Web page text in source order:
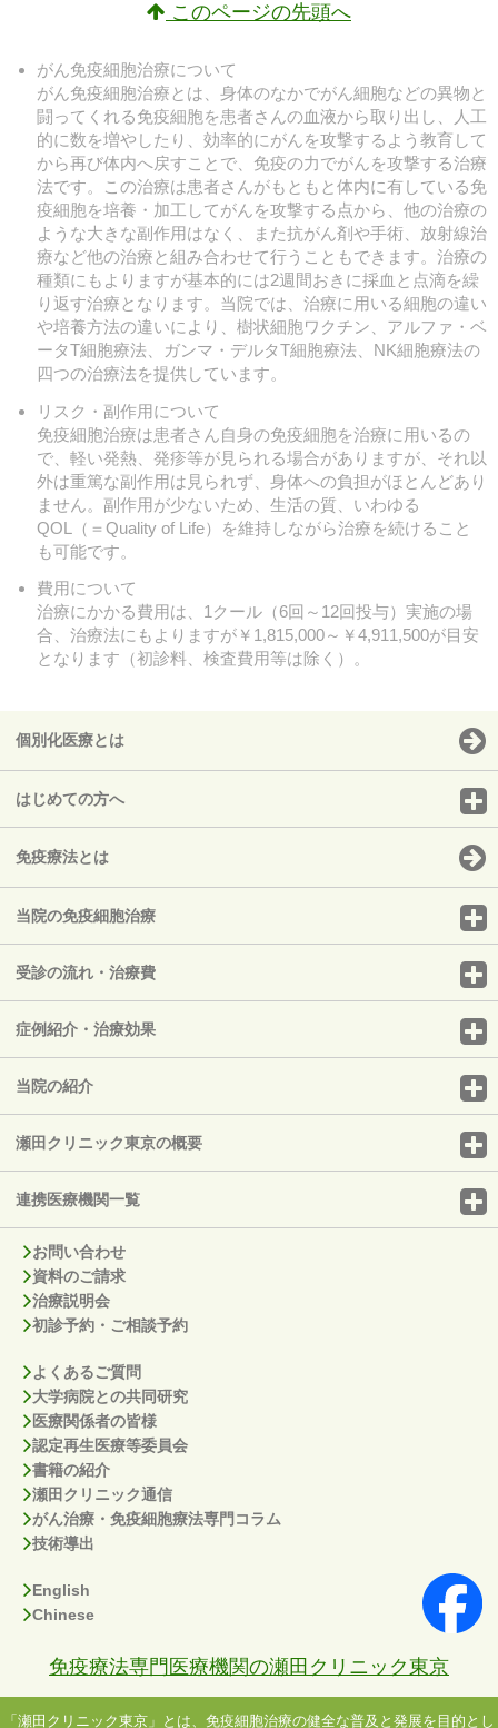
このページの先頭へ
がん免疫細胞治療について
がん免疫細胞治療とは、身体のなかでがん細胞などの異物と
闘ってくれる免疫細胞を患者さんの血液から取り出し、人工
的に数を増やしたり、効率的にがんを攻撃するよう教育して
から再び体内へ戻すことで、免疫の力でがんを攻撃する治療
法です。この治療は患者さんがもともと体内に有している免
疫細胞を培養・加工してがんを攻撃する点から、他の治療の
ような大きな副作用はなく、また抗がん剤や手術、放射線治
療など他の治療と組み合わせて行うこともできます。治療の
種類にもよりますが基本的には2週間おきに採血と点滴を繰
り返す治療となります。当院では、治療に用いる細胞の違い
や培養方法の違いにより、樹状細胞ワクチン、アルファ・ベ
ータT細胞療法、ガンマ・デルタT細胞療法、NK細胞療法の
四つの治療法を提供しています。
リスク・副作用について
免疫細胞治療は患者さん自身の免疫細胞を治療に用いるの
で、軽い発熱、発疹等が見られる場合がありますが、それ以
外は重篤な副作用は見られず、身体への負担がほとんどあり
ません。副作用が少ないため、生活の質、いわゆる
QOL（＝Quality of Life）を維持しながら治療を続けること
も可能です。
費用について
治療にかかる費用は、1クール（6回～12回投与）実施の場
合、治療法にもよりますが￥1,815,000～￥4,911,500が目安
となります（初診料、検査費用等は除く）。
個別化医療とは
はじめての方へ
免疫療法とは
当院の免疫細胞治療
受診の流れ・治療費
症例紹介・治療効果
当院の紹介
瀬田クリニック東京の概要
連携医療機関一覧
お問い合わせ
資料のご請求
治療説明会
初診予約・ご相談予約
よくあるご質問
大学病院との共同研究
医療関係者の皆様
認定再生医療等委員会
書籍の紹介
瀬田クリニック通信
がん治療・免疫細胞療法専門コラム
技術導出
English
Chinese
免疫療法専門医療機関の瀬田クリニック東京
「瀬田クリニック東京」とは、免疫細胞治療の健全な普及と発展を目的とし